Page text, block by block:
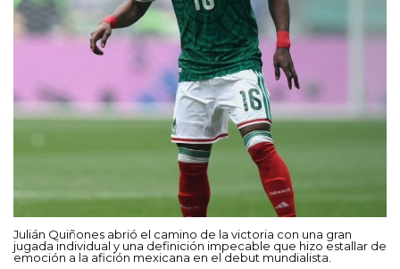
Julián Quiñones abrió el camino de la victoria con una gran
jugada individual y una definición impecable que hizo estallar de
emoción a la afición mexicana en el debut mundialista.